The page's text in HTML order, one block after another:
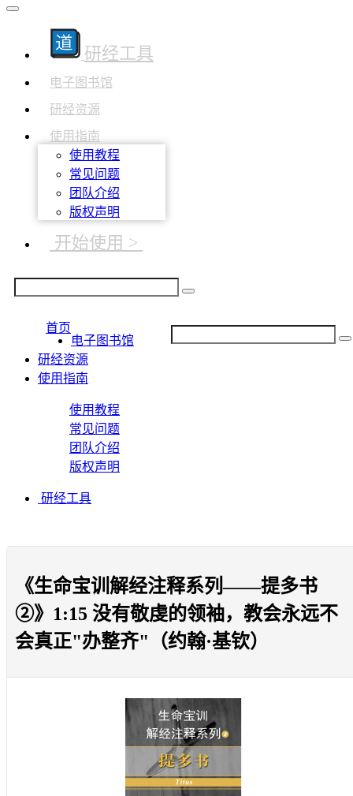
研经工具
电子图书馆
研经资源
使用指南
使用教程
常见问题
团队介绍
版权声明
开始使用 >
首页
电子图书馆
研经资源
使用指南
使用教程
常见问题
团队介绍
版权声明
研经工具
《生命宝训解经注释系列——提多书
②》1:15 没有敬虔的领袖，教会永远不
会真正"办整齐"（约翰·基钦）